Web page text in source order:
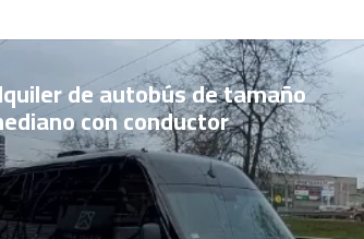
de autobús de tamaño
con conductor